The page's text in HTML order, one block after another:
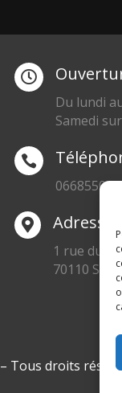

Du lundi
Samedi

 Adresse
1 rue du
70110
– Tous droits